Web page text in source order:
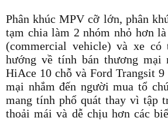
Phân khúc MPV cỡ lớn, phân
tạm chia làm 2 nhóm nhỏ hơn
(commercial vehicle) và xe có
hướng về tính bán thương mại
HiAce 10 chỗ và Ford Trangsit
mại nhắm đến người mua tổ
mang tính phổ quát thay vì tập
thoải mái và dễ chịu hơn các